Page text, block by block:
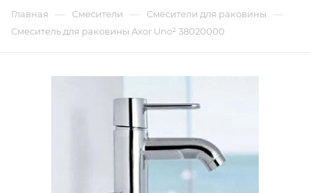
Главная — Смесители — Смесители для раковины —
Смеситель для раковины Axor Uno² 38020000